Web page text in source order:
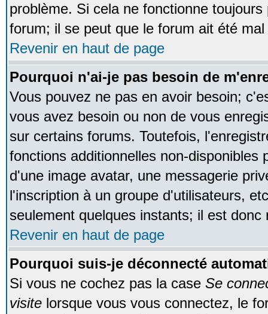
problème. Si cela ne fonctionne
forum; il se peut que le forum ait été
Revenir en haut de page
Pourquoi n'ai-je pas besoin de
Vous pouvez ne pas en avoir besoin;
vous avez besoin ou non de vous
sur certains forums. Toutefois,
fonctions additionnelles non-disponibles
d'une image avatar, une messagerie
l'inscription à un groupe d'utilisateurs,
seulement quelques instants; il est
Revenir en haut de page
Pourquoi suis-je déconnecté
Si vous ne cochez pas la case Se
visite lorsque vous vous connectez, le